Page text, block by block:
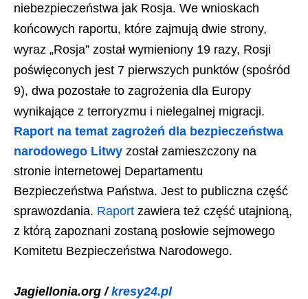
niebezpieczeństwa jak Rosja. We wnioskach
końcowych raportu, które zajmują dwie strony,
wyraz „Rosja” został wymieniony 19 razy, Rosji
poświęconych jest 7 pierwszych punktów (spośród
9), dwa pozostałe to zagrożenia dla Europy
wynikające z terroryzmu i nielegalnej migracji.
Raport na temat zagrożeń dla bezpieczeństwa
narodowego Litwy został zamieszczony na
stronie internetowej Departamentu
Bezpieczeństwa Państwa. Jest to publiczna część
sprawozdania. Raport zawiera też część utajnioną,
z którą zapoznani zostaną posłowie sejmowego
Komitetu Bezpieczeństwa Narodowego.
Jagiellonia.org /kresy24.pl